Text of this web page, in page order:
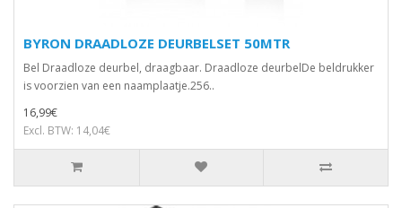
BYRON DRAADLOZE DEURBELSET 50MTR
Bel Draadloze deurbel, draagbaar. Draadloze deurbelDe beldrukker
is voorzien van een naamplaatje.256..
16,99€
Excl. BTW: 14,04€